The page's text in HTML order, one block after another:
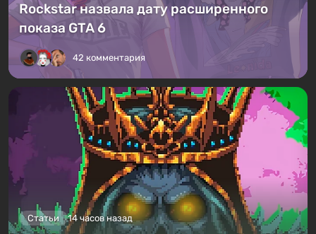
Rockstar назвала дату расширенного
показа GTA 6
42 комментария
Статьи 14 часов назад